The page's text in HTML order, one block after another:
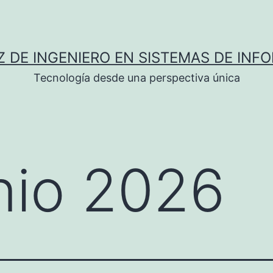
DE INGENIERO EN SISTEMAS DE
Tecnología desde una perspectiva única
2026